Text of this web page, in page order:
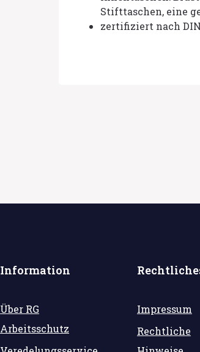
Stifttaschen, eine
zertifiziert nach DIN
Information
Über RG
Arbeitsschutz
Impressum
Rechtliche